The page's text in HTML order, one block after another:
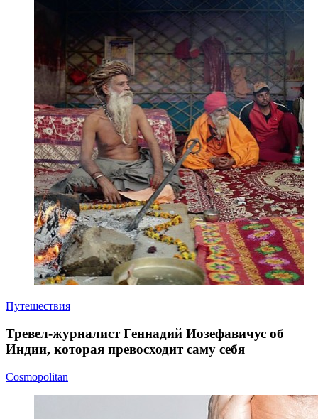
Путешествия
Тревел-журналист Геннадий Иозефавичус об
Индии, которая превосходит саму себя
Cosmopolitan